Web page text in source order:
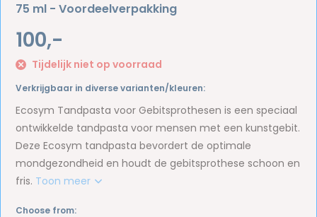
75 ml - Voordeelverpakking
100,-
Tijdelijk niet op voorraad
Verkrijgbaar in diverse varianten/kleuren:
Ecosym Tandpasta voor Gebitsprothesen is een speciaal
ontwikkelde tandpasta voor mensen met een kunstgebit.
Deze Ecosym tandpasta bevordert de optimale
mondgezondheid en houdt de gebitsprothese schoon en
fris. Toon meer
Choose from: